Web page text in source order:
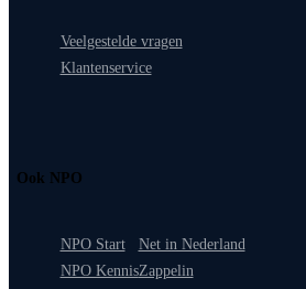
Veelgestelde vragen
Klantenservice
Ook NPO
NPO Start
NPO Kennis
Net in Nederland
Zappelin